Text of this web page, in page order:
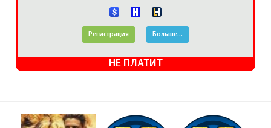
Регистрация Больше...
НЕ ПЛАТИТ